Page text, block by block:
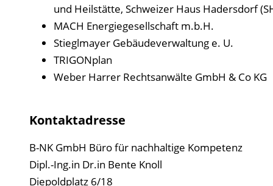
und Heilstätte, Schweizer Haus Hadersdorf
MACH Energiegesellschaft m.b.H.
Stieglmayer Gebäudeverwaltung e. U.
TRIGONplan
Weber Harrer Rechtsanwälte GmbH & Co KG
Kontaktadresse
B-NK GmbH Büro für nachhaltige Kompetenz
Dipl.-Ing.in Dr.in Bente Knoll
Diepoldplatz 6/18